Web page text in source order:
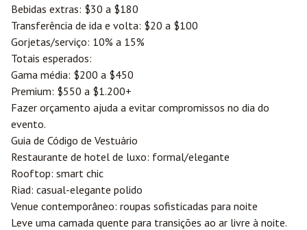
Bebidas extras: $30 a $180
Transferência de ida e volta: $20 a $100
Gorjetas/serviço: 10% a 15%
Totais esperados:
Gama média: $200 a $450
Premium: $550 a $1.200+
Fazer orçamento ajuda a evitar compromissos no dia do
evento.
Guia de Código de Vestuário
Restaurante de hotel de luxo: formal/elegante
Rooftop: smart chic
Riad: casual-elegante polido
Venue contemporâneo: roupas sofisticadas para noite
Leve uma camada quente para transições ao ar livre à noite.